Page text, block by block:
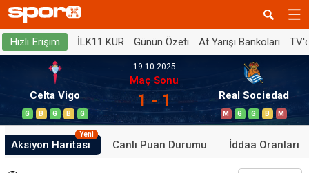
Hızlı Erişim İLK11 KUR Günün Özeti At Yarışı Bankoları
Celta Vigo
G B G B G
19.10.2025
Maç Sonu
1 - 1 Real Sociedad
M G G B M
Aksiyon Haritası
Yeni
Canlı Puan Durumu İddaa Oranları